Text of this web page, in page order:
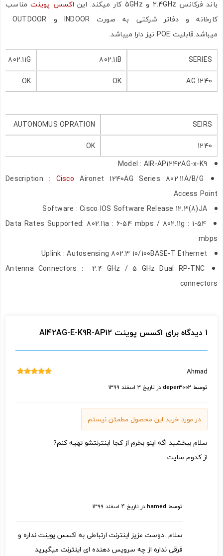
باند فرکانس 2.4GHz و 5GHz کار میکند. این
اکسس پوینتمناسب
میباشد.قابلیت POE نیز دارا میباشد.
SERIES
802.11B
802.11G
1240 AG
OK
OK
SEIRS
AUTONOMUS OPRATION
1240
OK
Model : AIR-AP1242AG-x-K9
Description : Cisco Aironet 1240AG Series 802.11A/B/G
Access Point
Software : Cisco IOS Software Release 12.3(8)JA
Data Rates Supported: 802.11a : 6-54 mbps / 802.11g : 1-54
mbps
Uplink : Autosensing 802.3 10/100BASE-T Ethernet
Antenna Connectors : 2.4 GHz / 5 GHz Dual RP-TNC
connectors
1 دیدگاه برای اکسس پوینت AI42AG-E-K9R-AP12
Ahmad
توسط deper3002 در تاریخ 3 اسفند 1399
در مورد خرید این محصول مطمئن نیستم
سلام ببخشید اگه اینو بخرم از کجا اینترنتشو تهیه کنم?
از کدوم سایت
توسط hamed در تاریخ 4 اسفند 1399
سلام .دوست عزیز اینترنت ارتباطی به اکسس پوینت نداره و
فرقی نداره از چه سرویس دهنده ای اینترنت میگیرید
اشتراک گذاری در شبکه های اجتماعی
تصاویر رسمی